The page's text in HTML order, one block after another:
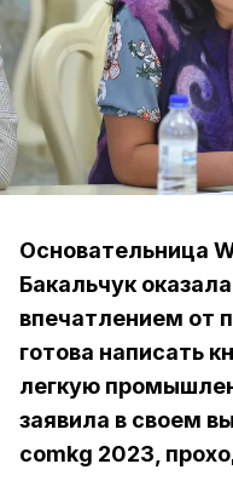
Основательница
Бакальчук
впечатлением от
готова написать
легкую
заявила в своем
comkg 2023,